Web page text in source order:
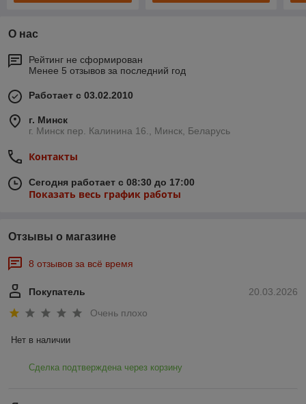
О нас
Рейтинг не сформирован
Менее 5 отзывов за последний год
Работает с 03.02.2010
г. Минск
г. Минск пер. Калинина 16., Минск, Беларусь
Контакты
Сегодня работает с 08:30 до 17:00
Показать весь график работы
Отзывы о магазине
8 отзывов за всё время
20.03.2026
Покупатель
Очень плохо
Нет в наличии
Сделка подтверждена через корзину